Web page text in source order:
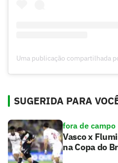
SUGERIDA PARA
fora de campo
Vasco x
na Copa do